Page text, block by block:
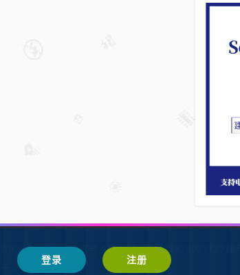
鲁ICP备2021002287号-1鲁公网安备 37132902372928号
Z-BlogPHP 搭建
登录 注册